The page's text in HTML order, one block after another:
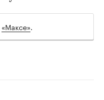
«Максе».